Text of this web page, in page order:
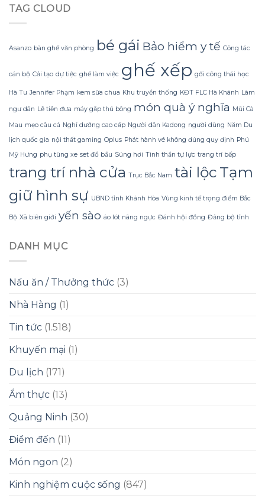
bất
tiện
khi
tham
dự
hội
mật
ong
đầu
dây
hỗ
chằng
chéo
không
mang
cảm
giác
mái
TAG CLOUD
Asanzo bàn ghế văn phòng bé gái Bảo hiểm y tế Công tác
cán bộ Cải tạo dự tiệc ghế làm việc ghế xếp gối công thái học
Hà Tu Jennifer Phạm kem sữa chua Khu truyền thống KĐT FLC Hà Khánh Làm
ngư dân Lễ tiễn đưa máy gắp thú bông món quà ý nghĩa Mũi Cà
Mau mẹo câu cá Nghỉ dưỡng cao cấp Người dân Kadong người dùng Năm Du
lịch quốc gia nội thất gaming Oplus Phát hành vé không đúng quy định Phú
Mỹ Hưng phụ tùng xe set đồ bầu Súng hơi Tinh thần tự lực trang trí bếp
trang trí nhà cửa Trục Bắc Nam tài lộc Tạm
giữ hình sự UBND tỉnh Khánh Hòa Vùng kinh tế trọng điểm Bắc
Bộ Xã biên giới yến sào áo lót nâng ngực Đánh hội đồng Đảng bộ tỉnh
DANH MỤC
Nấu ăn / Thưởng thức (3)
Nhà Hàng (1)
Tin tức (1.518)
Khuyến mại (1)
Du lịch (171)
Ẩm thực (13)
Quảng Ninh (30)
Điểm đến (11)
Món ngon (2)
Kinh nghiệm cuộc sống (847)